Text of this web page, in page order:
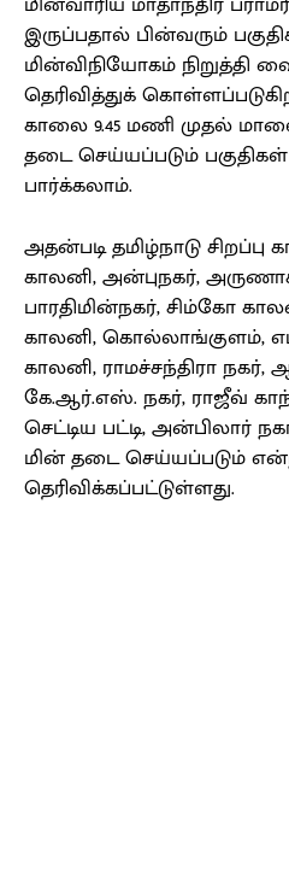
இருப்பதால் பின்வரும்
மின்விநியோகம் நிறுத்தி
தெரிவித்துக்
காலை 9.45 மணி முதல்
தடை செய்யப்படும்
பார்க்கலாம்.
அதன்படி தமிழ்நாடு சிறப்பு
காலனி, அன்புநகர்,
பாரதிமின்நகர், சிம்கோ
காலனி, கொல்லாங்குளம்,
காலனி, ராமச்சந்திரா
கே.ஆர்.எஸ். நகர், ராஜீவ்
செட்டிய பட்டி, அன்பிலார்
மின் தடை செய்யப்படும்
தெரிவிக்கப்பட்டுள்ளது.